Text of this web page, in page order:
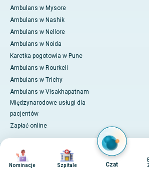
Ambulans w Mysore
Ambulans w Nashik
Ambulans w Nellore
Ambulans w Noida
Karetka pogotowia w Pune
Ambulans w Rourkeli
Ambulans w Trichy
Ambulans w Visakhapatnam
Międzynarodowe usługi dla
pacjentów
Zapłać online
© 2026 Apollo Hospitals. Wszelkie
Polityka Prywatności
Obraz
Nominacje
Obraz
Szpitale Czat